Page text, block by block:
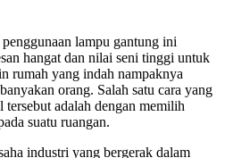
lampu gantung ini
hangat dan nilai seni tinggi untuk
rumah yang indah nampaknya
orang. Salah satu cara yang
adalah dengan memilih
suatu ruangan.
industri yang bergerak dalam